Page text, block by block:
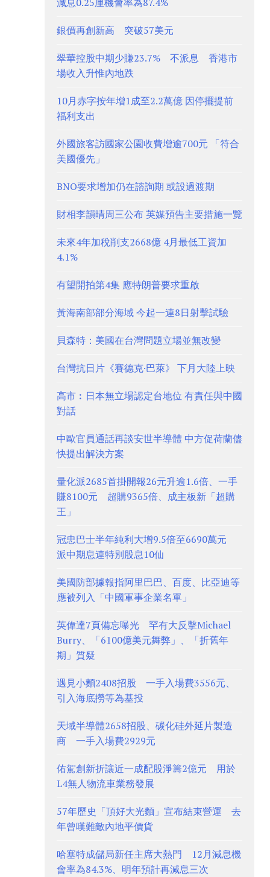
銀價再創新高 突破57美元
翠華控股中期少賺23.7% 不派息 香港市
場收入升惟內地跌
10月赤字按年增1成至2.2萬億 因停擺提前
福利支出
外國旅客訪國家公園收費增逾700元 「符合
美國優先」
BNO要求增加仍在諮詢期 或設過渡期
財相李韻晴周三公布 英媒預告主要措施一覽
未來4年加稅削支2668億 4月最低工資加
4.1%
有望開拍第4集 應特朗普要求重啟
黃海南部部分海域 今起一連8日射擊試驗
貝森特：美國在台灣問題立場並無改變
台灣抗日片《賽德克·巴萊》 下月大陸上映
高市︰日本無立場認定台地位 有責任與中國
對話
中歐官員通話再談安世半導體 中方促荷蘭儘
快提出解決方案
量化派2685首掛開報26元升逾1.6倍、一手
賺8100元 超購9365倍、成主板新「超購
王」
冠忠巴士半年純利大增9.5倍至6690萬元
派中期息連特別股息10仙
美國防部據報指阿里巴巴、百度、比亞迪等
應被列入「中國軍事企業名單」
英偉達7頁備忘曝光 罕有大反擊Michael
Burry、「6100億美元舞弊」、「折舊年
期」質疑
遇見小麵2408招股 一手入場費3556元、
引入海底撈等為基投
天域半導體2658招股、碳化硅外延片製造
商 一手入場費2929元
佑駕創新折讓近一成配股淨籌2億元 用於
L4無人物流車業務發展
57年歷史「頂好大光麵」宣布結束營運 去
年曾嘆難敵內地平價貨
哈塞特成儲局新任主席大熱門 12月減息機
會率為84.3%、明年預計再減息三次